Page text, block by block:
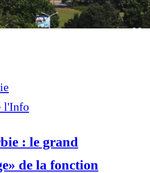
l'Info
: le grand
de la fonction